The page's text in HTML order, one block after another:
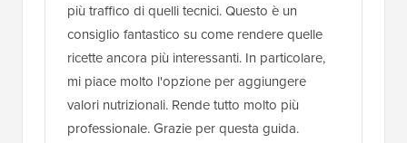
più traffico di quelli tecnici. Questo è un
consiglio fantastico su come rendere quelle
ricette ancora più interessanti. In particolare,
mi piace molto l'opzione per aggiungere
valori nutrizionali. Rende tutto molto più
professionale. Grazie per questa guida.